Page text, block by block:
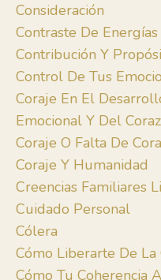
Consideración
Contraste De
Contribución Y
Control De Tus
Coraje En El
Emocional Y Del
Coraje O Falta De
Coraje Y Humanidad
Creencias Familiares
Cuidado Personal
Cólera
Cómo Liberarte De La
Cómo Tu Coherencia